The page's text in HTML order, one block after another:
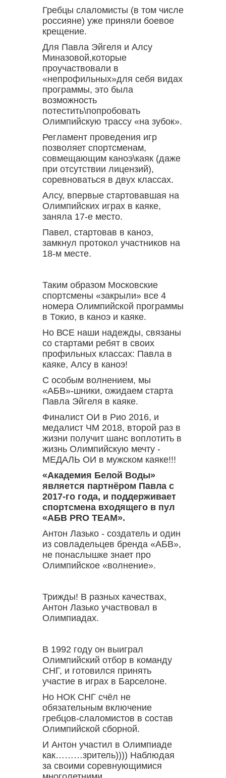
Гребцы слаломисты (в том числе
россияне) уже приняли боевое
крещение.
Для Павла Эйгеля и Алсу
Миназовой,которые
проучаствовали в
«непрофильных»для себя видах
программы, это была
возможность
потестить\попробовать
Олимпийскую трассу «на зубок».
Регламент проведения игр
позволяет спортсменам,
совмещающим каноэ\каяк (даже
при отсутствии лицензий),
соревноваться в двух классах.
Алсу, впервые стартовавшая на
Олимпийских играх в каяке,
заняла 17-е место.
Павел, стартовав в каноэ,
замкнул протокол участников на
18-м месте.
Таким образом Московские
спортсмены «закрыли» все 4
номера Олимпийской программы
в Токио, в каноэ и каяке.
Но ВСЕ наши надежды, связаны
со стартами ребят в своих
профильных классах: Павла в
каяке, Алсу в каноэ!
С особым волнением, мы
«АБВ»-шники, ожидаем старта
Павла Эйгеля в каяке.
Финалист ОИ в Рио 2016, и
медалист ЧМ 2018, второй раз в
жизни получит шанс воплотить в
жизнь Олимпийскую мечту -
МЕДАЛЬ ОИ в мужском каяке!!!
«Академия Белой Воды»
является партнёром Павла с
2017-го года, и поддерживает
спортсмена входящего в пул
«АБВ PRO TEAM».
Антон Лазько - создатель и один
из совладельцев бренда «АБВ»,
не понаслышке знает про
Олимпийское «волнение».
Трижды! В разных качествах,
Антон Лазько участвовал в
Олимпиадах.
В 1992 году он выиграл
Олимпийский отбор в команду
СНГ, и готовился принять
участие в играх в Барселоне.
Но НОК СНГ счёл не
обязательным включение
гребцов-слаломистов в состав
Олимпийской сборной.
И Антон участил в Олимпиаде
как………зритель)))) Наблюдая
за своими соревнующимися